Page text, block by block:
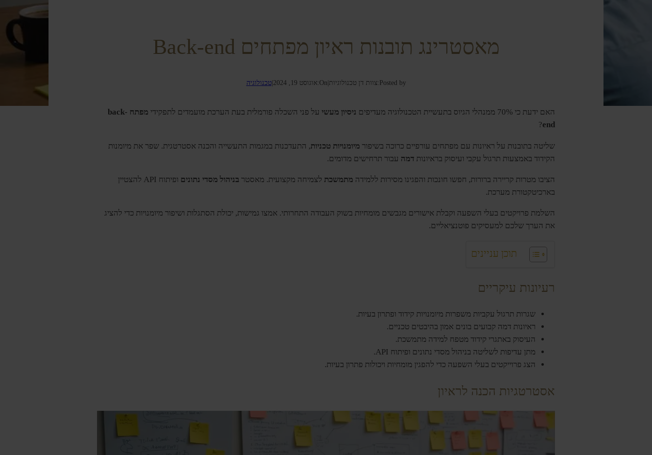
מאסטרינג תובנות ראיון מפתחים Back-end
Posted by: צוות דן טכנולוגיות On: אוגוסט 19, 2024 |טכנולוגיה
האם ידעת כי 70% ממנהלי הגיוס בתעשיית הטכנולוגיה מעדיפים ניסיון מעשי על פני השכלה פורמלית בעת הערכת מועמדים לתפקידי
מפתח back-
end
?
שליטה בתובנות על ראיונות עם מפתחים עורפיים כרוכה בשיפור מיומנויות טכניות, התעדכנות במגמות התעשייה והכנה אסטרטגית. שפר את מיומנות
הקידוד באמצעות תרגול עקבי ועיסוק בראיונות דמה עבור תרחישים מדומים.
הציבו מטרות קריירה ברורות, חפשו חונכות והפגינו מסירות ללמידה מתמשכת לצמיחה מקצועית. מאסטר בניהול מסדי נתונים
ופיתוח API להצטיין
בארכיטקטורת מערכת.
השלמת פרויקטים בעלי השפעה וקבלת אישורים מגבשים מומחיות בשוק העבודה התחרותי. אמצו גמישות, יכולת הסתגלות ושיפור מיומנויות כדי להציג
את הערך שלכם למעסיקים פוטנציאליים.
תוכן עניינים
רעיונות עיקריים
שגרות תרגול עקביות משפרות מיומנויות קידוד ופתרון בעיות.
ראיונות דמה קבועים בונים אמון בהיבטים טכניים.
העיסוק באתגרי קידוד מטפח למידה מתמשכת.
מתן עדיפות לשליטה בניהול מסדי נתונים ופיתוח API.
הצג פרוייקטים בעלי השפעה כדי להפגין מומחיות ויכולות פתרון בעיות.
אסטרטגיות הכנה לראיון